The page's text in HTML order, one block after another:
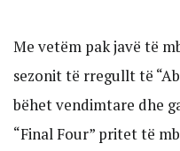
Me vetëm pak javë të
sezonit të rregullt të
bëhet vendimtare dhe
“Final Four” pritet të